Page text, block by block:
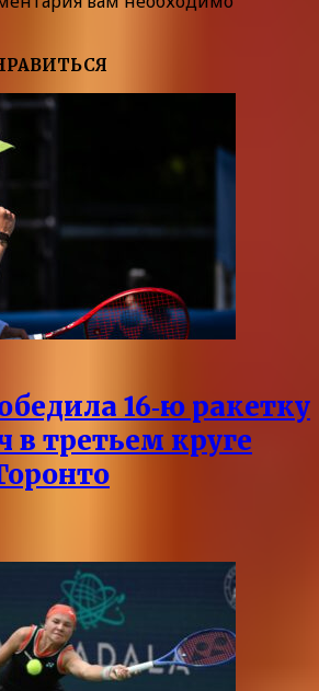
16‑ю ракетку
третьем круге